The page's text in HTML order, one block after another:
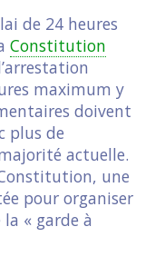
de 24 heures
Constitution
maximum y
doivent
plus de
actuelle.
une
pour organiser
« garde à